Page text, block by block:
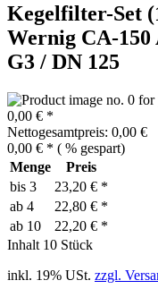
Kegelfilter-Set
Wernig CA-
G3 / DN 125
0,00 € *
Nettogesamtpreis: 0,00 €
0,00 € * ( % gespart)
Menge
Preis
bis 3
23,20 € *
ab 4
22,80 € *
ab 10
22,20 € *
Inhalt 10 Stück
inkl. 19% USt. zzgl.